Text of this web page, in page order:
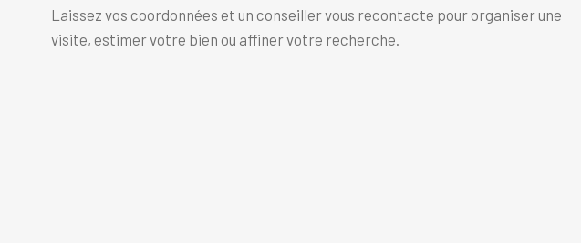
Laissez vos coordonnées et un conseiller vous recontacte pour organiser une
visite, estimer votre bien ou affiner votre recherche.